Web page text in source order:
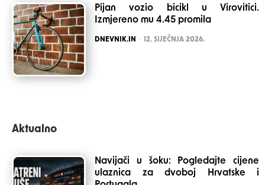
Pijan vozio bicikl u Virovitici.
Izmjereno mu 4.45 promila
POSTED
DNEVNIK.IN 12. SIJEČNJA 2026.
Aktualno
Navijači u šoku: Pogledajte cijene
ulaznica za dvoboj Hrvatske i